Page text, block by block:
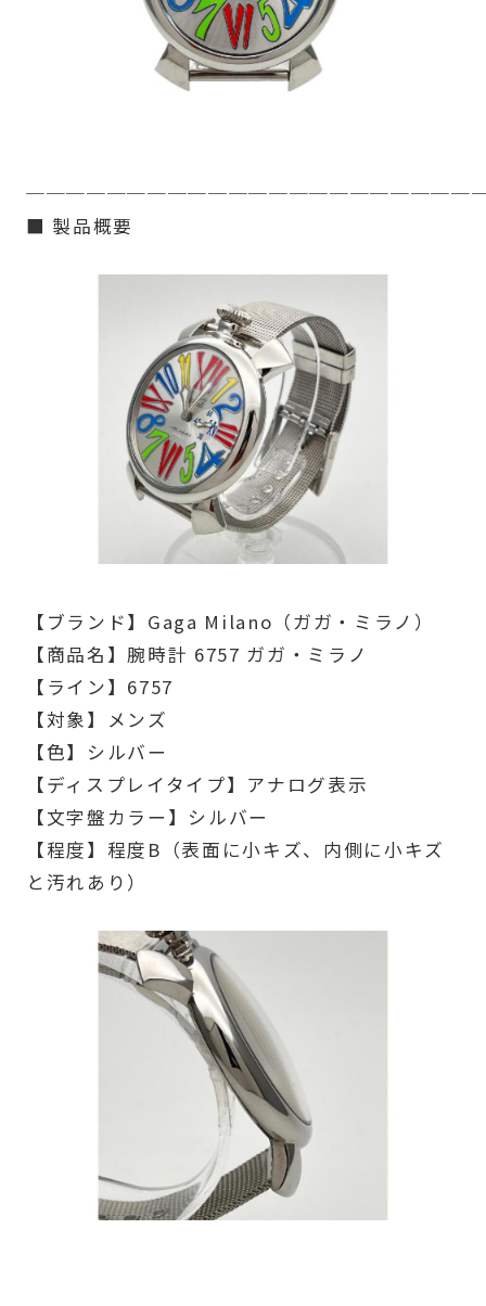
■ 製品概要
【ブランド】Gaga Milano（ガガ・ミラノ）
【商品名】腕時計 6757 ガガ・ミラノ
【ライン】6757
【対象】メンズ
【色】シルバー
【ディスプレイタイプ】アナログ表示
【文字盤カラー】シルバー
【程度】程度B（表面に小キズ、内側に小キズ
と汚れあり）